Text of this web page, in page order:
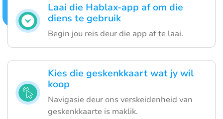
Laai die Hablax-app af om die
diens te gebruik
Begin jou reis deur die app af te laai.
Kies die geskenkkaart wat jy wil
koop
Navigasie deur ons verskeidenheid van
geskenkkaarte is maklik.